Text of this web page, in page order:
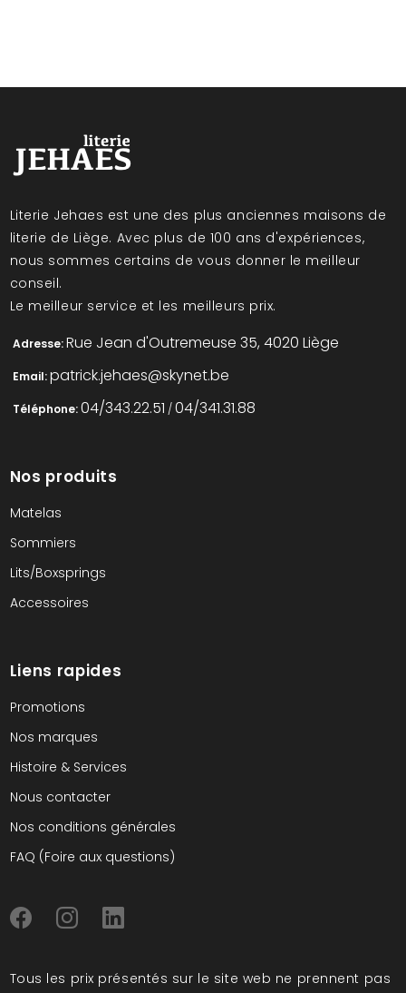
Literie Jehaes est une des plus anciennes maisons de
literie de Liège. Avec plus de 100 ans d'expériences,
nous sommes certains de vous donner le meilleur
conseil.
Le meilleur service et les meilleurs prix.
Adresse: Rue Jean d'Outremeuse 35, 4020 Liège
Email: patrick.jehaes@skynet.be
Téléphone: 04/343.22.51 /04/341.31.88
Nos produits
Matelas
Sommiers
Lits/Boxsprings
Accessoires
Liens rapides
Promotions
Nos marques
Histoire & Services
Nous contacter
Nos conditions générales
FAQ (Foire aux questions)
Tous les prix présentés sur le site web ne prennent pas